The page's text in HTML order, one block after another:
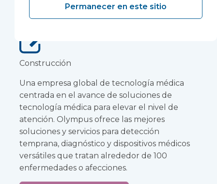
Olimpo
Construcción
Una empresa global de tecnología médica
centrada en el avance de soluciones de
tecnología médica para elevar el nivel de
atención. Olympus ofrece las mejores
soluciones y servicios para detección
temprana, diagnóstico y dispositivos médicos
versátiles que tratan alrededor de 100
enfermedades o afecciones.
Permanecer en este sitio